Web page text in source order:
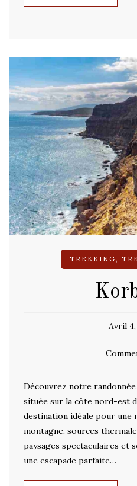
TREKKING ,
Avril 4,
Découvrez notre
située sur la côte nord-est
destination idéale pour une
montagne, sources
paysages spectaculaires et
une escapade parfaite…